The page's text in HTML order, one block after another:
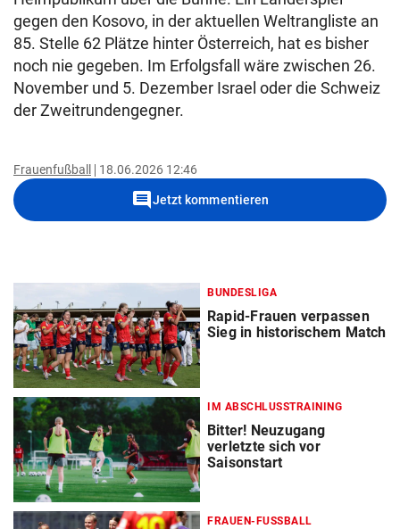
gegen den Kosovo, in der aktuellen Weltrangliste an
85. Stelle 62 Plätze hinter Österreich, hat es bisher
noch nie gegeben. Im Erfolgsfall wäre zwischen 26.
November und 5. Dezember Israel oder die Schweiz
der Zweitrundengegner.
Frauenfußball 18.06.2026 12:46
commentJetzt kommentieren
BUNDESLIGA
Rapid-Frauen verpassen
Sieg in historischem Match
IM ABSCHLUSSTRAINING
Bitter! Neuzugang
verletzte sich vor
Saisonstart
FRAUEN-FUSSBALL